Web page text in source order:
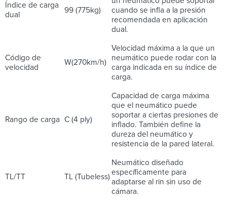
Índice de carga
dual
99 (775kg)
cuando se infla a la presión
recomendada en aplicación
dual.
Código de
velocidad
W(270km/h)
Velocidad máxima a la que un
neumático puede rodar con la
carga indicada en su índice de
carga.
Rango de carga C (4 ply)
Capacidad de carga máxima
que el neumático puede
soportar a ciertas presiones de
inflado. También define la
dureza del neumático y
resistencia de la pared lateral.
TL/TT TL (Tubeless)
Neumático diseñado
específicamente para
adaptarse al rin sin uso de
cámara.